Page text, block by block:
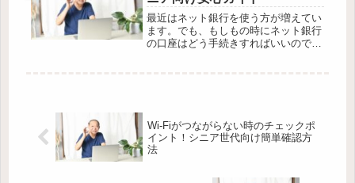
と...
最近はネット銀行を使う方が増えてい
ます。でも、もしもの時にネット銀行
の口座はどう手続きすればいいのでし
Wi-Fiがつながらない時のチェックポ
イント！シニア世代向け簡単確認方
法